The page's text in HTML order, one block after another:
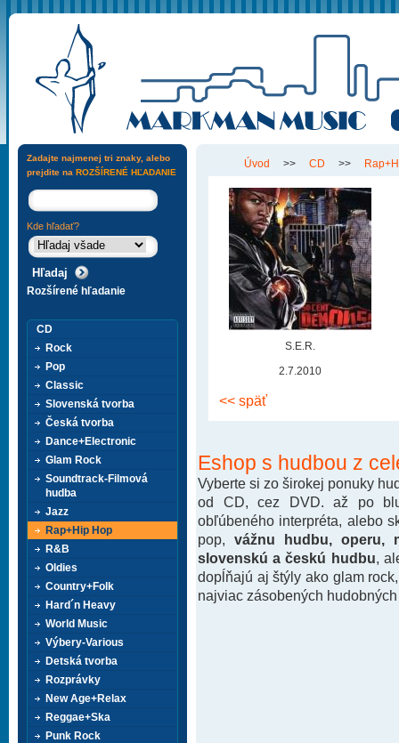
Úvod >> CD >>
S.E.R.
2.7.2010
<< späť
Eshop s hudbou z
Vyberte si zo širokej ponuky
od CD, cez DVD. až po
obľúbeného interpréta, alebo
pop, vážnu hudbu, operu,
slovenskú a českú hudbu ,
dopĺňajú aj štýly ako glam
najviac zásobených
Zadajte najmenej tri znaky, alebo
prejdite na ROZŠÍRENÉ HĽADANIE
Kde hľadať?
Rozšírené hľadanie
CD
Rock
Pop
Classic
Slovenská tvorba
Česká tvorba
Dance+Electronic
Glam Rock
Soundtrack-Filmová
hudba
Jazz
Rap+Hip Hop
R&B
Oldies
Country+Folk
Hard´n Heavy
World Music
Výbery-Various
Detská tvorba
Rozprávky
New Age+Relax
Reggae+Ska
Punk Rock